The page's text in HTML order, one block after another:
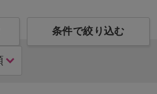
条件で絞り込む